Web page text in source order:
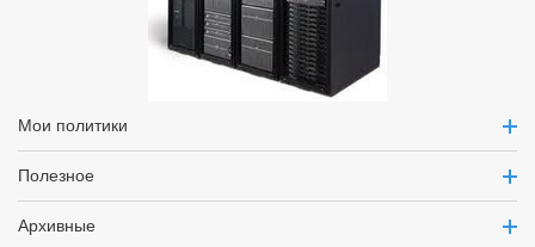
Мои политики
Полезное
Архивные